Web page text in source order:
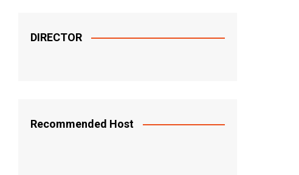
DIRECTOR
Recommended Host